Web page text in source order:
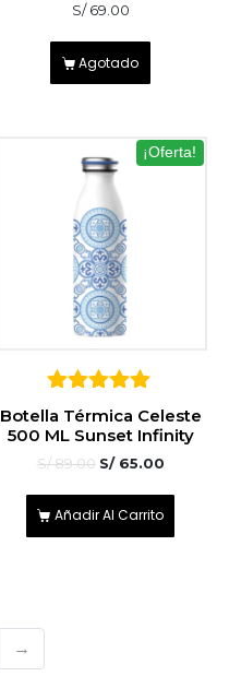
S/69.00
Agotado
¡Oferta!
sobre 5
Botella Térmica Celeste
500 ML Sunset Infinity
S/89.00 S/65.00
Añadir Al Carrito
→